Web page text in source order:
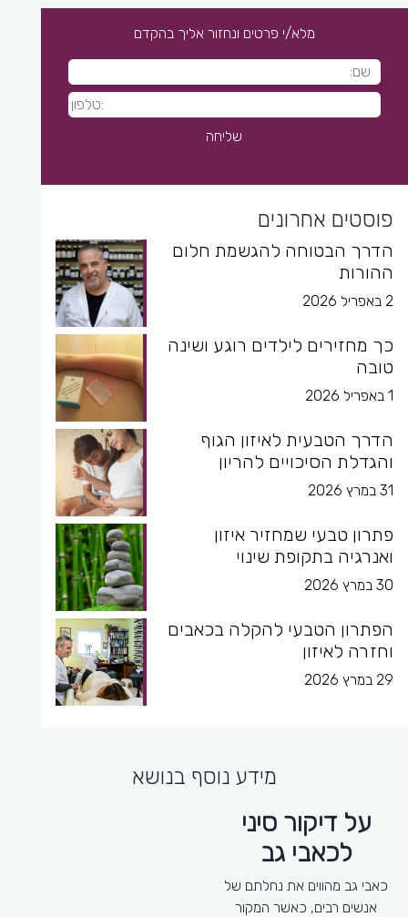
מלא/י פרטים ונחזור אליך בהקדם
פוסטים אחרונים
הדרך הבטוחה להגשמת חלום
ההורות
2 באפריל 2026
כך מחזירים לילדים רוגע ושינה
טובה
1 באפריל 2026
הדרך הטבעית לאיזון הגוף
והגדלת הסיכויים להריון
31 במרץ 2026
פתרון טבעי שמחזיר איזון
ואנרגיה בתקופת שינוי
30 במרץ 2026
הפתרון הטבעי להקלה בכאבים
וחזרה לאיזון
29 במרץ 2026
מידע נוסף בנושא
על דיקור סיני
לכאבי גב
כאבי גב מהווים את נחלתם של
אנשים רבים, כאשר המקור